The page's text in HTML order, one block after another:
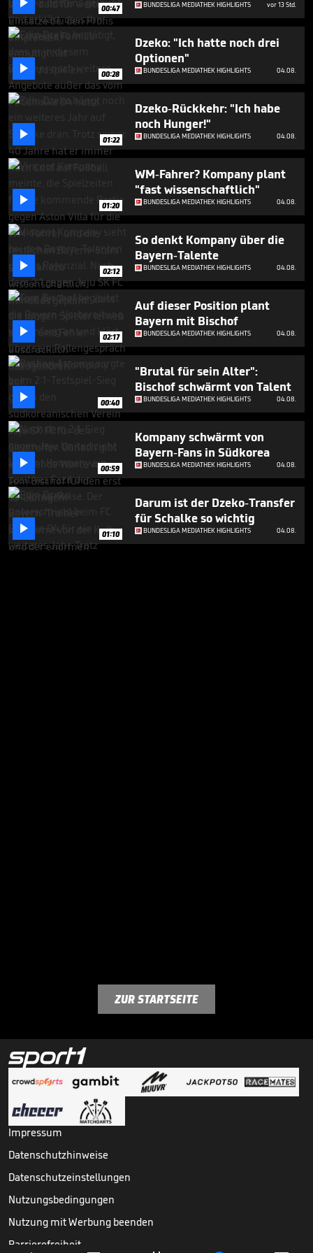
seconds
00:47 BUNDESLIGA MEDIATHEK HIGHLIGHTS vor 13 Std.
 00:28
Dzeko: "Ich hatte noch drei
Optionen"
BUNDESLIGA MEDIATHEK HIGHLIGHTS 04.08.
 01:22
Dzeko-Rückkehr: "Ich habe
noch Hunger!"
BUNDESLIGA MEDIATHEK HIGHLIGHTS 04.08.
 01:20
WM-Fahrer? Kompany plant
"fast wissenschaftlich"
BUNDESLIGA MEDIATHEK HIGHLIGHTS 04.08.
 02:12
So denkt Kompany über die
Bayern-Talente
BUNDESLIGA MEDIATHEK HIGHLIGHTS 04.08.
 02:17
Auf dieser Position plant
Bayern mit Bischof
BUNDESLIGA MEDIATHEK HIGHLIGHTS 04.08.
 00:40
"Brutal für sein Alter":
Bischof schwärmt von Talent
BUNDESLIGA MEDIATHEK HIGHLIGHTS 04.08.
 00:59
Kompany schwärmt von
Bayern-Fans in Südkorea
BUNDESLIGA MEDIATHEK HIGHLIGHTS 04.08.
 01:10
Darum ist der Dzeko-Transfer
für Schalke so wichtig
BUNDESLIGA MEDIATHEK HIGHLIGHTS 04.08.
ZUR STARTSEITE
Impressum
Datenschutzhinweise
Datenschutzeinstellungen
Nutzungsbedingungen
Nutzung mit Werbung beenden
Barrierefreiheit